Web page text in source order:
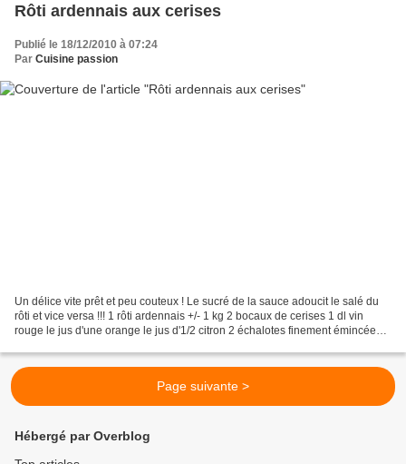
Rôti ardennais aux cerises
Publié le 18/12/2010 à 07:24
Par Cuisine passion
Un délice vite prêt et peu couteux ! Le sucré de la sauce adoucit le salé du
rôti et vice versa !!! 1 rôti ardennais +/- 1 kg 2 bocaux de cerises 1 dl vin
rouge le jus d'une orange le jus d'1/2 citron 2 échalotes finement émincées 2
Page suivante >
Hébergé par Overblog